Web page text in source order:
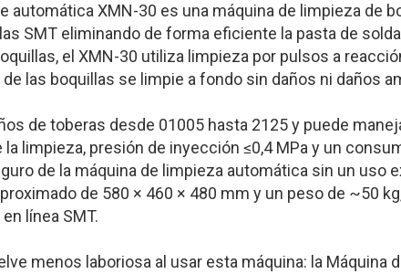
automática XMN-30 es una máquina de limpieza de
SMT eliminando de forma eficiente la pasta de
el XMN-30 utiliza limpieza por pulsos a
las boquillas se limpie a fondo sin daños ni daños
de toberas desde 01005 hasta 2125 y puede
limpieza, presión de inyección ≤0,4 MPa y un
de la máquina de limpieza automática sin un uso
de 580 × 460 × 480 mm y un peso de ~50
línea SMT.
menos laboriosa al usar esta máquina: la Máquina